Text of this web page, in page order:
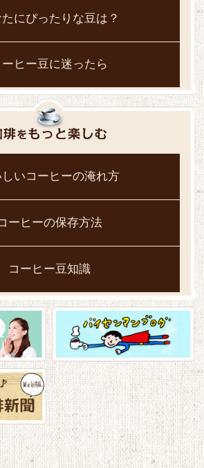
にぴったりな豆は？
ーヒー豆に迷ったら
しいコーヒーの淹れ方
ーヒーの保存方法
コーヒー豆知識